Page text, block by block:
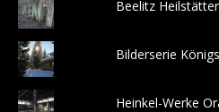
Beelitz
Bilderserie
Heinkel-Werke